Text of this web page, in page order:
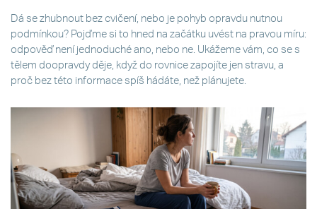
Dá se zhubnout bez cvičení, nebo je pohyb opravdu nutnou
podmínkou? Pojďme si to hned na začátku uvést na pravou míru:
odpověď není jednoduché ano, nebo ne. Ukážeme vám, co se s
tělem doopravdy děje, když do rovnice zapojíte jen stravu, a
proč bez této informace spíš hádáte, než plánujete.